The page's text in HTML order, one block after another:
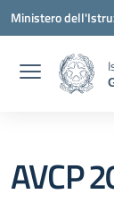
Ministero
AVCP